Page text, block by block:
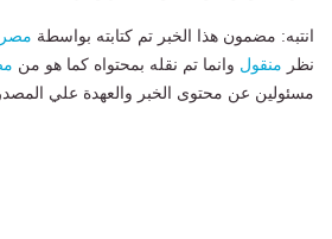
انتبه: مضمون هذا الخبر تم كتابته بواسطة مصر
نظر منقول وانما تم نقله بمحتواه كما هو من
مسئولين عن محتوى الخبر والعهدة علي